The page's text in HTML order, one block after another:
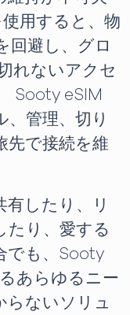
用すると、物
回避し、グロ
れないアクセ
Sooty eSIM
、管理、切り
先で接続を維
有したり、リ
たり、愛する
でも、Sooty
あらゆるニー
らないソリュ